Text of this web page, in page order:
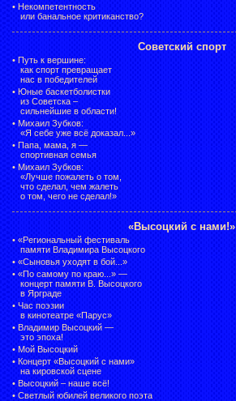
• Некомпетентность
или банальное критиканство?
Советский спорт
• Путь к вершине:
как спорт превращает
нас в победителей
• Юные баскетболистки
из Советска –
сильнейшие в области!
• Михаил Зубков:
«Я себе уже всё доказал...»
• Папа, мама, я —
спортивная семья
• Михаил Зубков:
«Лучше пожалеть о том,
что сделал, чем жалеть
о том, чего не сделал!»
«Высоцкий с нами!»
• «Региональный фестиваль
памяти Владимира Высоцкого
• «Сыновья уходят в бой...»
• «По самому по краю...» —
концерт памяти В. Высоцкого
в Ярграде
• Час поэзии
в кинотеатре «Парус»
• Владимир Высоцкий —
это эпоха!
• Мой Высоцкий
• Концерт «Высоцкий с нами»
на кировской сцене
• Высоцкий – наше всё!
• Светлый юбилей великого поэта